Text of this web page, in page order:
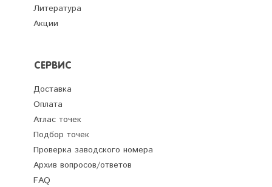
Литература
Акции
СЕРВИС
Доставка
Оплата
Атлас точек
Подбор точек
Проверка заводского номера
Архив вопросов/ответов
FAQ